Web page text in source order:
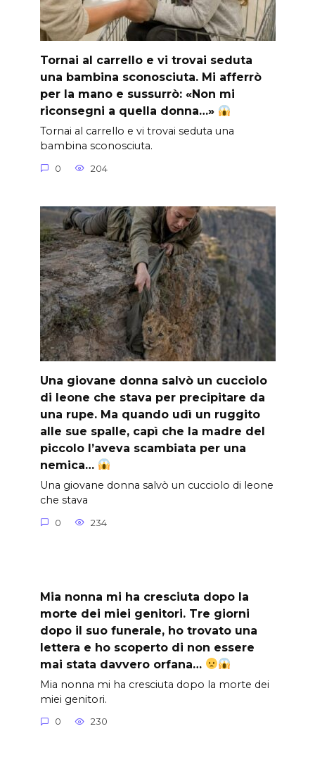
Tornai al carrello e vi trovai seduta
una bambina sconosciuta. Mi afferrò
per la mano e sussurrò: «Non mi
riconsegni a quella donna…»
Tornai al carrello e vi trovai seduta una
bambina sconosciuta.
0 204
Una giovane donna salvò un cucciolo
di leone che stava per precipitare da
una rupe. Ma quando udì un ruggito
alle sue spalle, capì che la madre del
piccolo l’aveva scambiata per una
nemica…
Una giovane donna salvò un cucciolo di leone
che stava
0 234
Mia nonna mi ha cresciuta dopo la
morte dei miei genitori. Tre giorni
dopo il suo funerale, ho trovato una
lettera e ho scoperto di non essere
mai stata davvero orfana…
Mia nonna mi ha cresciuta dopo la morte dei
miei genitori.
0 230